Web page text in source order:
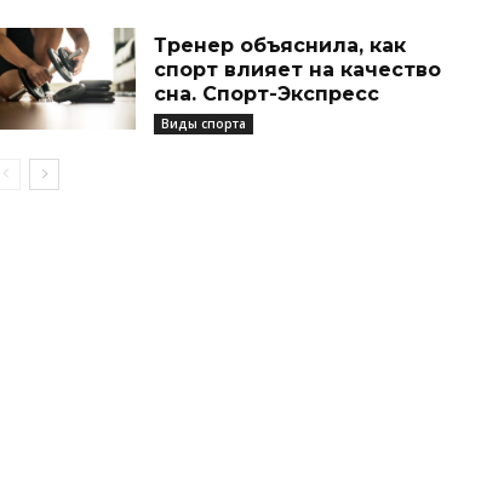
Тренер объяснила, как
спорт влияет на качество
сна. Спорт-Экспресс
Виды спорта